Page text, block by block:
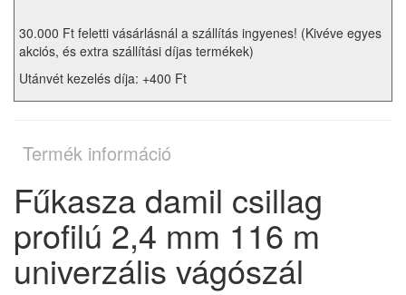
30.000 Ft feletti vásárlásnál a szállítás ingyenes! (Kivéve egyes
akciós, és extra szállítási díjas termékek)
Utánvét kezelés díja: +400 Ft
Termék információ
Fűkasza damil csillag
profilú 2,4 mm 116 m
univerzális vágószál